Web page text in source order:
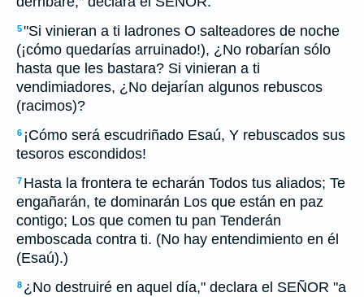
5"Si vinieran a ti ladrones O salteadores de noche
(¡cómo quedarías arruinado!), ¿No robarían sólo
hasta que les bastara? Si vinieran a ti
vendimiadores, ¿No dejarían algunos rebuscos
(racimos)?
6 ¡Cómo será escudriñado Esaú, Y rebuscados sus
tesoros escondidos!
7 Hasta la frontera te echarán Todos tus aliados; Te
engañarán, te dominarán Los que están en paz
contigo; Los que comen tu pan Tenderán
emboscada contra ti. (No hay entendimiento en él
(Esaú).)
8 ¿No destruiré en aquel día," declara el SEÑOR "a